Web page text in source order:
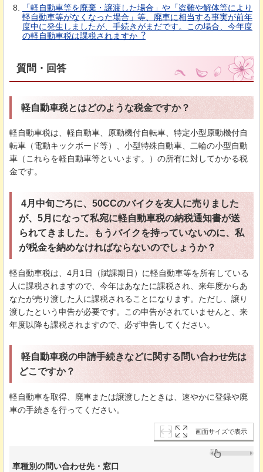
「軽⾃動⾞等を廃棄・譲渡した場合」や「盗難や解体等により
軽⾃動⾞等がなくなった場合」等、廃⾞に相当する事実が前年
度中に発⽣しましたが、⼿続きがまだです。この場合、今年度
の軽⾃動⾞税は課税されますか︖
質問・回答
軽自動車税とはどのような税金ですか？
軽自動車税は、軽自動車、原動機付自転車、特定小型原動機付自
転車（電動キックボード等）、小型特殊自動車、二輪の小型自動
車（これらを軽自動車等といいます。）の所有に対してかかる税
金です。
4月中旬ごろに、50CCのバイクを友人に売りました
が、5月になって私宛に軽自動車税の納税通知書が送
られてきました。もうバイクを持っていないのに、私
が税金を納めなければならないのでしょうか？
軽自動車税は、4月1日（賦課期日）に軽自動車等を所有している
人に課税されますので、今年はあなたに課税され、来年度からあ
なたが売り渡した人に課税されることになります。ただし、譲り
渡したという申告が必要です。この申告がされていませんと、来
年度以降も課税されますので、必ず申告してください。
軽自動車税の申請手続きなどに関する問い合わせ先は
どこですか？
軽自動車を取得、廃車または譲渡したときは、速やかに登録や廃
車の手続きを行ってください。
画面サイズで表示
車種別の問い合わせ先・窓口